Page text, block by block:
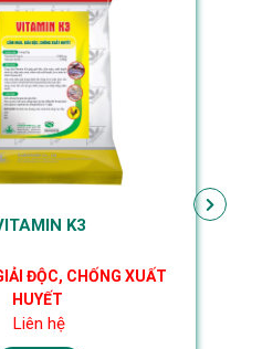
K3
ĐỘC, CHỐNG XUẤT
HUYẾT
Liên hệ